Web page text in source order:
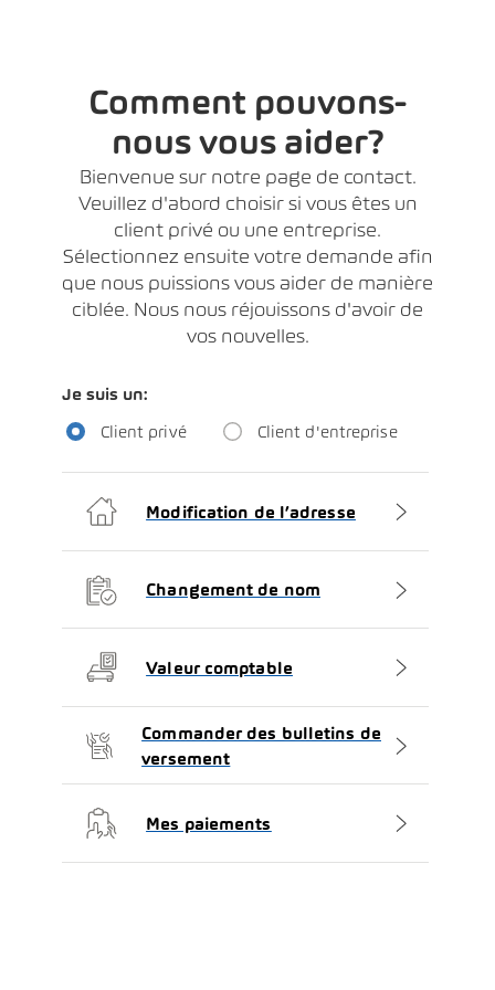
Comment pouvons-
nous vous aider?
Bienvenue sur notre page de contact.
Veuillez d'abord choisir si vous êtes un
client privé ou une entreprise.
Sélectionnez ensuite votre demande afin
que nous puissions vous aider de manière
ciblée. Nous nous réjouissons d'avoir de
vos nouvelles.
Je suis un:
Client privé
Client d'entreprise
Modification de l’adresse
Changement de nom
Valeur comptable
Commander des bulletins de
versement
Mes paiements